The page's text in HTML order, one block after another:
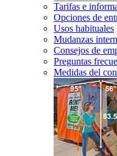
Tarifas e
Opciones de
Usos habituales
Mudanzas
Consejos de
Preguntas
Medidas del